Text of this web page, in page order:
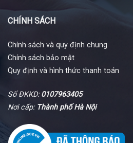
CHÍNH SÁCH
Chính sách và quy định chung
Chính sách bảo mật
Quy định và hình thức thanh toán
Số ĐKKD:0107963405
Nơi cấp: Thành phố Hà Nội